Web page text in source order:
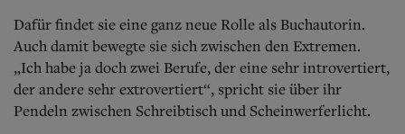
Dafür findet sie eine ganz neue Rolle als Buchautorin.
Auch damit bewegte sie sich zwischen den Extremen.
„Ich habe ja doch zwei Berufe, der eine sehr introvertiert,
der andere sehr extrovertiert“, spricht sie über ihr
Pendeln zwischen Schreibtisch und Scheinwerferlicht.